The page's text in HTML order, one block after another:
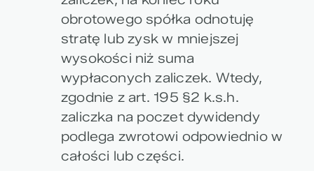
obrotowego spółka odnotuję
stratę lub zysk w mniejszej
wysokości niż suma
wypłaconych zaliczek. Wtedy,
zgodnie z art. 195 §2 k.s.h.
zaliczka na poczet dywidendy
podlega zwrotowi odpowiednio w
całości lub części.